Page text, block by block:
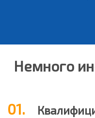
Немного
01.